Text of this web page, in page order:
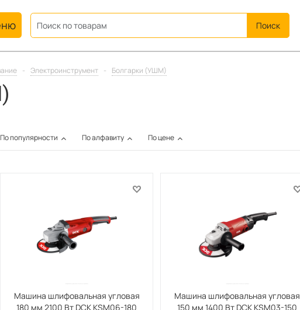
- Электроинструмент - Болгарки (УШМ)
По популярности По алфавиту По цене
Машина шлифовальная угловая
180 мм 2100 Вт DCK KSM06-180
Машина шлифовальная угловая
150 мм 1400 Вт DCK KSM03-150